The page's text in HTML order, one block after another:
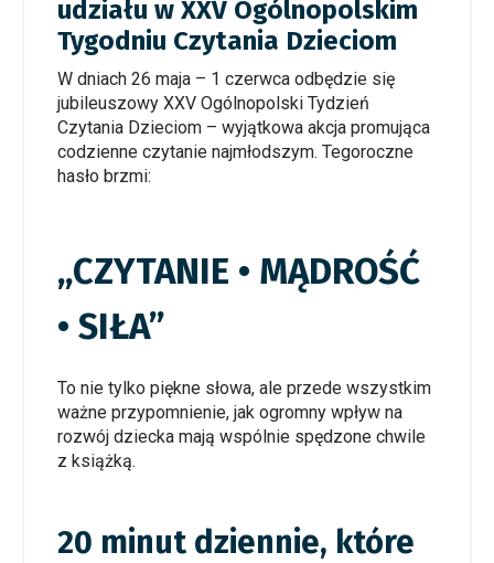
udziału w XXV Ogólnopolskim
Tygodniu Czytania Dzieciom
W dniach 26 maja – 1 czerwca odbędzie się
jubileuszowy XXV Ogólnopolski Tydzień
Czytania Dzieciom – wyjątkowa akcja promująca
codzienne czytanie najmłodszym. Tegoroczne
hasło brzmi:
„CZYTANIE • MĄDROŚĆ
• SIŁA”
To nie tylko piękne słowa, ale przede wszystkim
ważne przypomnienie, jak ogromny wpływ na
rozwój dziecka mają wspólnie spędzone chwile
z książką.
20 minut dziennie, które